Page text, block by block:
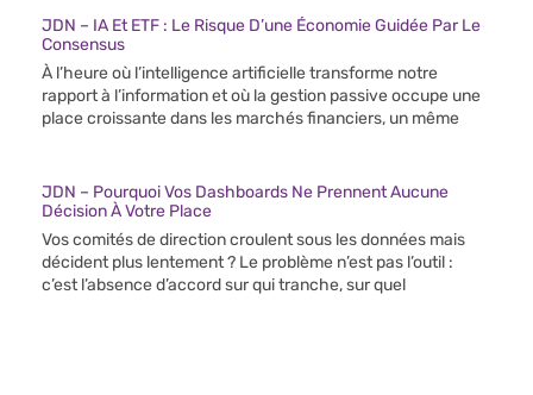
JDN – IA Et ETF : Le Risque D’une Économie Guidée Par Le
Consensus
À l’heure où l’intelligence artificielle transforme notre
rapport à l’information et où la gestion passive occupe une
place croissante dans les marchés financiers, un même
JDN – Pourquoi Vos Dashboards Ne Prennent Aucune
Décision À Votre Place
Vos comités de direction croulent sous les données mais
décident plus lentement ? Le problème n’est pas l’outil :
c’est l’absence d’accord sur qui tranche, sur quel